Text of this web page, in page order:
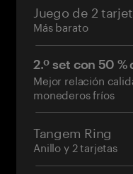
Juego de 2
Más barato
2.º set con 50
Mejor relación
monederos fríos
Tangem Ring
Anillo y 2 tarjetas